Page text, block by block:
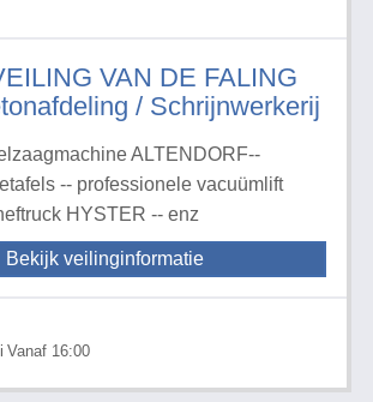
VAN DE FALING
/ Schrijnwerkerij
ALTENDORF--
-- professionele vacuümlift
HYSTER -- enz
Bekijk veilinginformatie
Vanaf 16:00